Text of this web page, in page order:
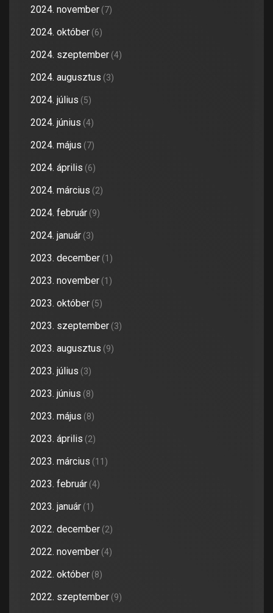
2024. november (7)
2024. október (6)
2024. szeptember (4)
2024. augusztus (3)
2024. július (5)
2024. június (4)
2024. május (7)
2024. április (6)
2024. március (2)
2024. február (9)
2024. január (3)
2023. december (1)
2023. november (1)
2023. október (5)
2023. szeptember (3)
2023. augusztus (9)
2023. július (3)
2023. június (8)
2023. május (8)
2023. április (2)
2023. március (11)
2023. február (4)
2023. január (1)
2022. december (2)
2022. november (4)
2022. október (8)
2022. szeptember (9)